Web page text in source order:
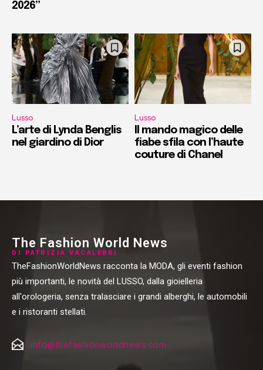
2026”
Lusso
L’arte di Lynda Benglis
nel giardino di Dior
Lusso
Il mando magico delle
fiabe sfila con l’haute
couture di Chanel
The Fashion World News
DI PATRIZIA VACALEBRI
TheFashionWorldNews racconta la MODA, gli eventi fashion
più importanti, le novità del LUSSO, dalla gioielleria
all'orologeria, senza tralasciare i grandi alberghi, le automobili
e i ristoranti stellati.
info@thefashionworldnews.com